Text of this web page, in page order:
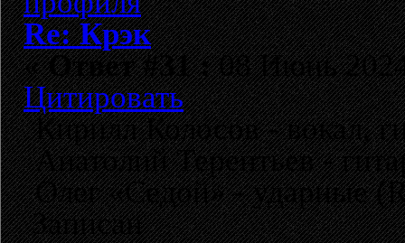
Re: Крэк
«Ответ #31 :08 Июнь
Цитировать
Кирилл Колосов - вокал,
Анатолий Терентьев -
Олег «Седой» - ударные
Записан